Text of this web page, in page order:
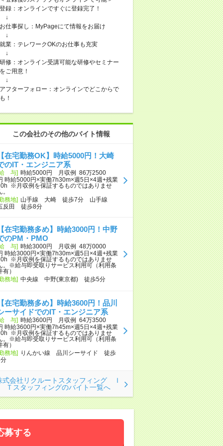
録：オンラインですぐに登録完了！
仕事探し：MyPageにて情報をお届け
業：テレワークOKのお仕事も充実
修：オンライン受講可能な研修やセミナー
ご用意！
フターフォロー：オンラインでどこからで
！
この会社のその他のバイト情報
在宅勤務OK】時給5000円！大崎
のIT・エンジニア系
与] 時給5000円 月収例 86万2500
時給5000円×実働7h30m×週5日×4週+残業
※月収例を保証するものではありませ
務地] 山手線 大崎 徒歩7分 山手線
反田 徒歩8分
在宅勤務多め】時給3000円！中野
のPM・PMO
与] 時給3000円 月収例 48万0000
時給3000円×実働7h30m×週5日×4週+残業
※月収例を保証するものではありませ
。※給与即受取りサービス利用可（利用条
有）
務地] 中央線 中野(東京都) 徒歩5分
在宅勤務多め】時給3600円！品川
ーサイドでのIT・エンジニア系
与] 時給3600円 月収例 64万3500
時給3600円×実働7h45m×週5日×4週+残業
※月収例を保証するものではありませ
。※給与即受取りサービス利用可（利用条
有）
務地] りんかい線 品川シーサイド 徒歩
式会社リクルートスタッフィング Ｉ
Ｔスタッフィングのバイト一覧へ
募する